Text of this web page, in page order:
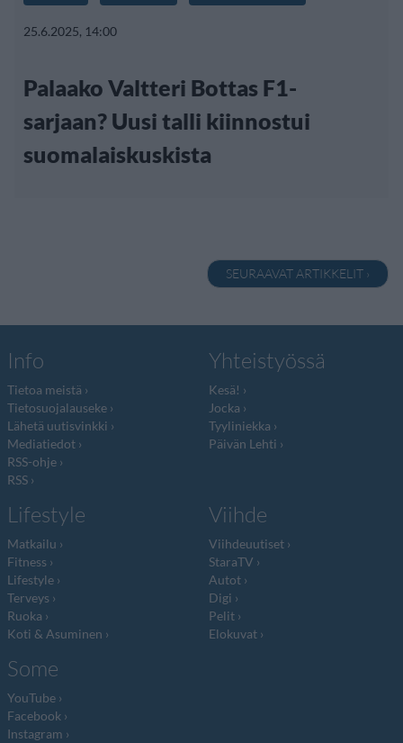
25.6.2025, 14:00
Palaako Valtteri Bottas F1-
sarjaan? Uusi talli kiinnostui
suomalaiskuskista
SEURAAVAT ARTIKKELIT ›
Info
Tietoa meistä
Tietosuojalauseke
Lähetä uutisvinkki
Mediatiedot
RSS-ohje
RSS
Yhteistyössä
Kesä!
Jocka
Tyyliniekka
Päivän Lehti
Lifestyle
Matkailu
Fitness
Lifestyle
Terveys
Ruoka
Koti & Asuminen
Viihde
Viihdeuutiset
StaraTV
Autot
Digi
Pelit
Elokuvat
Some
YouTube
Facebook
Instagram